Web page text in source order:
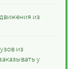
из
из
у